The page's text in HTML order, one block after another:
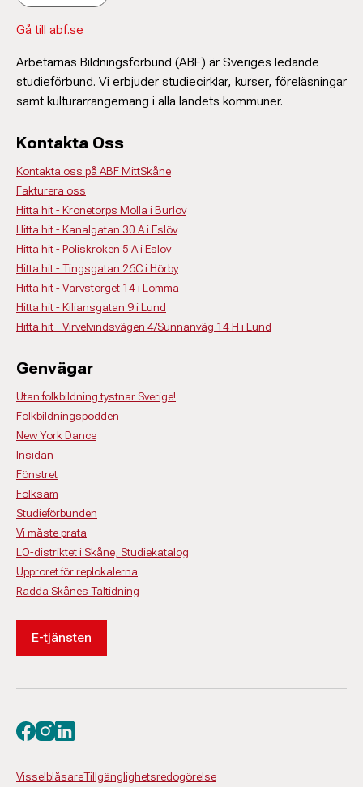
Gå till abf.se
Arbetarnas Bildningsförbund (ABF) är Sveriges ledande
studieförbund. Vi erbjuder studiecirklar, kurser, föreläsningar
samt kulturarrangemang i alla landets kommuner.
Kontakta Oss
Kontakta oss på ABF MittSkåne
Fakturera oss
Hitta hit - Kronetorps Mölla i Burlöv
Hitta hit - Kanalgatan 30 A i Eslöv
Hitta hit - Poliskroken 5 A i Eslöv
Hitta hit - Tingsgatan 26C i Hörby
Hitta hit - Varvstorget 14 i Lomma
Hitta hit - Kiliansgatan 9 i Lund
Hitta hit - Virvelvindsvägen 4/Sunnanväg 14 H i Lund
Genvägar
Utan folkbildning tystnar Sverige!
Folkbildningspodden
New York Dance
Insidan
Fönstret
Folksam
Studieförbunden
Vi måste prata
LO-distriktet i Skåne, Studiekatalog
Upproret för replokalerna
Rädda Skånes Taltidning
E-tjänsten
VisselblåsareTillgänglighetsredogörelse
Besök oss på facebook
Besök oss på instagram
Besök oss på linkedin